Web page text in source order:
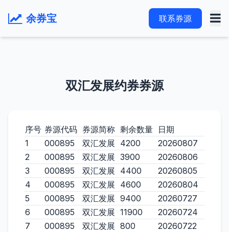
余券宝 联系券源
双汇发展约券券源
序号 券源代码 券源简称 剩余数量 日期
1
000895 双汇发展 4200
20260807
2
000895 双汇发展 3900
20260806
3
000895 双汇发展 4400
20260805
4
000895 双汇发展 4600
20260804
5
000895 双汇发展 9400
20260727
6
000895 双汇发展 11900
20260724
7
000895 双汇发展 800
20260722